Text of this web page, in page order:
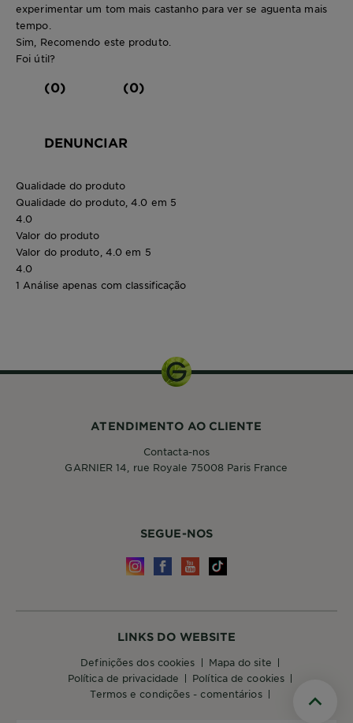
experimentar um tom mais castanho para ver se aguenta mais
tempo.
Sim, Recomendo este produto.
Foi útil?
(0) (0)
DENUNCIAR
Qualidade do produto
Qualidade do produto, 4.0 em 5
4.0
Valor do produto
Valor do produto, 4.0 em 5
4.0
1 Análise apenas com classificação
LINKS DO WEBSITE
definições dos cookies
mapa do site
política de privacidade
política de cookies
termos e condições - comentários
SEGUE-NOS
ATENDIMENTO AO CLIENTE
Contacta-nos
GARNIER 14, rue Royale 75008 Paris France
Scroll